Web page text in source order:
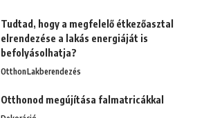
Tudtad, hogy a megfelelő étkezőasztal
elrendezése a lakás energiáját is
befolyásolhatja?
OtthonLakberendezés
Otthonod megújítása falmatricákkal